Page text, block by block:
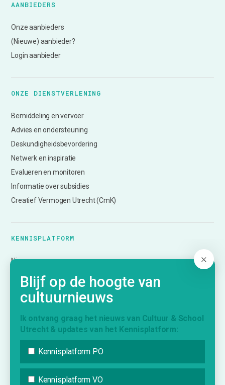
AANBIEDERS
Onze aanbieders
(Nieuwe) aanbieder?
Login aanbieder
ONZE DIENSTVERLENING
Bemiddeling en vervoer
Advies en ondersteuning
Deskundigheidsbevordering
Netwerk en inspiratie
Evalueren en monitoren
Informatie over subsidies
Creatief Vermogen Utrecht (CmK)
KENNISPLATFORM
Nieuws
Agenda
Inspiratie
Vraag & Aanbod
Bijdrage indienen
Inschrijven nieuwsbrief
INFORMATIE
Blijf op de hoogte van
cultuurnieuws
Ik ontvang graag het nieuws van Cultuur & School
Utrecht & updates van het Kennisplatform:
Kennisplatform PO
Kennisplatform VO